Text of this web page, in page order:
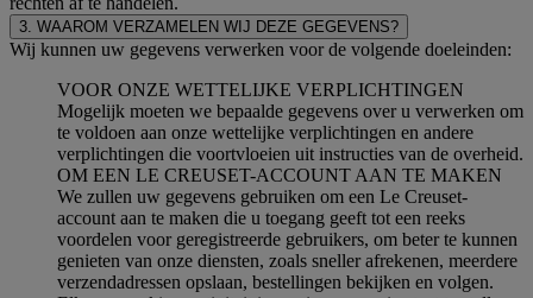
3. WAAROM VERZAMELEN WIJ DEZE GEGEVENS?
Wij kunnen uw gegevens verwerken voor de volgende doeleinden:
VOOR ONZE WETTELIJKE VERPLICHTINGEN
Mogelijk moeten we bepaalde gegevens over u verwerken om
te voldoen aan onze wettelijke verplichtingen en andere
verplichtingen die voortvloeien uit instructies van de overheid.
OM EEN LE CREUSET-ACCOUNT AAN TE MAKEN
We zullen uw gegevens gebruiken om een Le Creuset-
account aan te maken die u toegang geeft tot een reeks
voordelen voor geregistreerde gebruikers, om beter te kunnen
genieten van onze diensten, zoals sneller afrekenen, meerdere
verzendadressen opslaan, bestellingen bekijken en volgen.